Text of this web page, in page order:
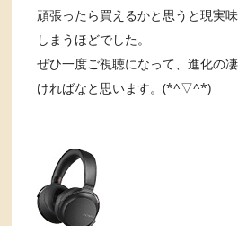
頑張ったら買えるかと思うと現実
しまうほどでした。
ぜひ一度ご視聴になって、進化の
ければなと思います。(*^▽^*)